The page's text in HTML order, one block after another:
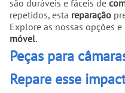
são duráveis e fáceis de
repetidos, esta reparação
Explore as nossas opções
móvel.
Peças para
Repare esse